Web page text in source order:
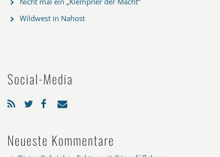
Wildwest in Nahost
Social-Media
Neueste Kommentare